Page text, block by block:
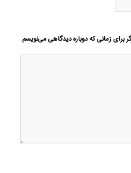
برای زمانی که دوباره دیدگاهی می‌نویسم.